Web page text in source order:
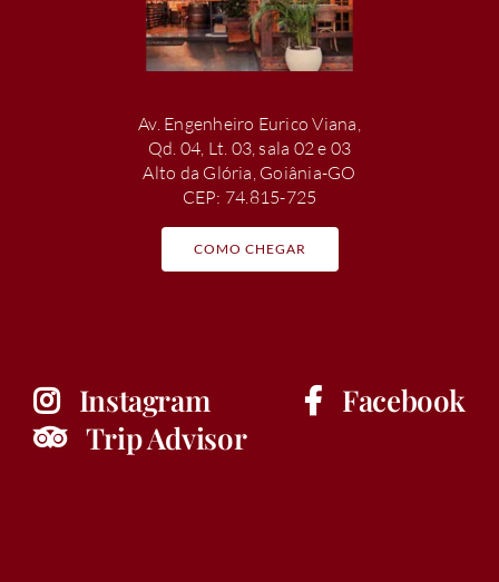
Av. Engenheiro Eurico Viana,
Qd. 04, Lt. 03, sala 02 e 03
Alto da Glória, Goiânia-GO
CEP: 74.815-725
COMO CHEGAR
Instagram
Facebook
Trip Advisor